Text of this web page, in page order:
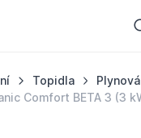
Topidla
Comfort BETA 3 (3